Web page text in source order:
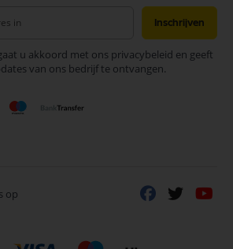
Inschrijven
u akkoord met ons privacybeleid en geeft
van ons bedrijf te ontvangen.
op